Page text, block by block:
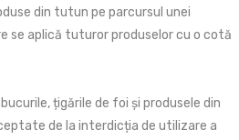
din tutun pe parcursul unei
se aplică tuturor produselor cu o cotă
țigările de foi și produsele din
de la interdicția de utilizare a